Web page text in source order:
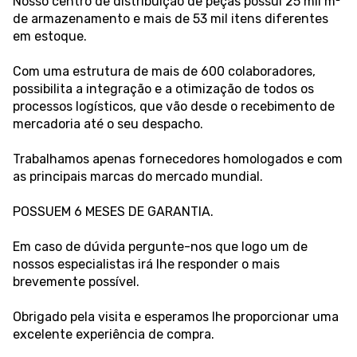
de armazenamento e mais de 53 mil itens diferentes
em estoque.
Com uma estrutura de mais de 600 colaboradores,
possibilita a integração e a otimização de todos os
processos logísticos, que vão desde o recebimento de
mercadoria até o seu despacho.
Trabalhamos apenas fornecedores homologados e com
as principais marcas do mercado mundial.
POSSUEM 6 MESES DE GARANTIA.
Em caso de dúvida pergunte-nos que logo um de
nossos especialistas irá lhe responder o mais
brevemente possível.
Obrigado pela visita e esperamos lhe proporcionar uma
excelente experiência de compra.